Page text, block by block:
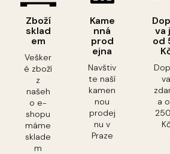
Zboží
sklad
em
Vešker
é zboží
z
našeh
o e-
shopu
máme
sklade
m
Kame
nná
prod
ejna
Navštiv
te naší
kamen
nou
prodej
nu v
Praze
va
od
va
a
Kč